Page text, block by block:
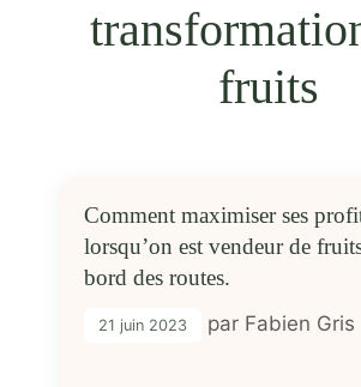
fruits
Comment maximiser ses
lorsqu’on est vendeur de
bord des routes.
21 juin 2023 par Fabien Gris